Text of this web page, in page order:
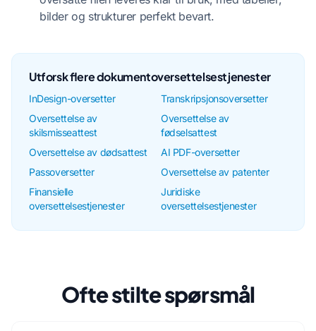
bilder og strukturer perfekt bevart.
Utforsk flere dokumentoversettelsestjenester
InDesign-oversetter
Transkripsjonsoversetter
Oversettelse av
skilsmisseattest
Oversettelse av
fødselsattest
Oversettelse av dødsattest
AI PDF-oversetter
Passoversetter
Oversettelse av patenter
Finansielle
oversettelsestjenester
Juridiske
oversettelsestjenester
Ofte stilte spørsmål